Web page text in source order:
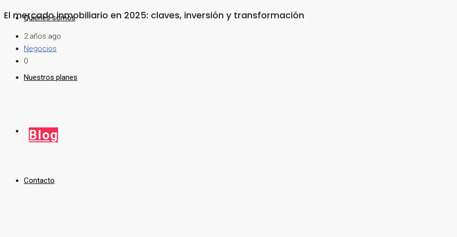
Quiénes somos
Nuestros planes
Blog
Contacto
El mercado inmobiliario en 2025: claves, inversión y transformación
2 años ago
Negocios
0